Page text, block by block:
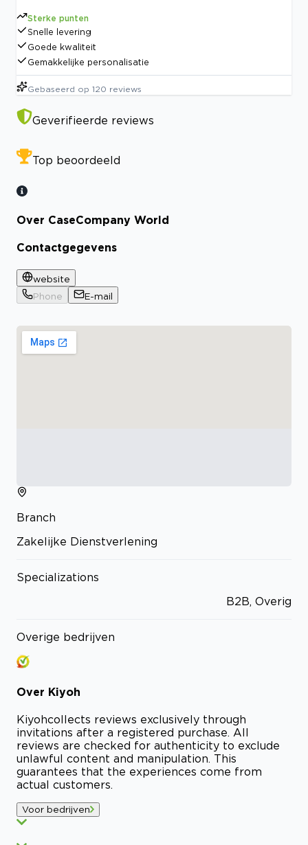
Sterke punten
Snelle levering
Goede kwaliteit
Gemakkelijke personalisatie
Gebaseerd op 120 reviews
Geverifieerde reviews
Top beoordeeld
Over CaseCompany World
Contactgegevens
website
Phone
E-mail
Branch
Zakelijke Dienstverlening
Specializations
B2B, Overig
Overige bedrijven
Over Kiyoh
Kiyohcollects reviews exclusively through
invitations after a registered purchase. All
reviews are checked for authenticity to exclude
unlawful content and manipulation. This
guarantees that the experiences come from
actual customers.
Voor bedrijven